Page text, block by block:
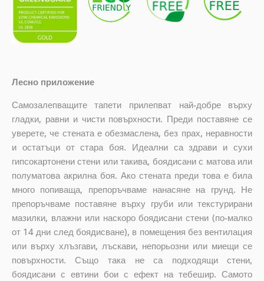
Лесно приложение
Самозалепващите тапети прилепват най-добре върху
гладки, равни и чисти повърхности. Преди поставяне се
уверете, че стената е обезмаслена, без прах, неравности
и остатъци от стара боя. Идеални са здрави и сухи
гипсокартонени стени или такива, боядисани с матова или
полуматова акрилна боя. Ако стената преди това е била
много попиваща, препоръчваме нанасяне на грунд. Не
препоръчваме поставяне върху груби или текстурирани
мазилки, влажни или наскоро боядисани стени (по-малко
от 14 дни след боядисване), в помещения без вентилация
или върху хлъзгави, лъскави, непорьозни или миещи се
повърхности. Също така не са подходящи стени,
боядисани с евтини бои с ефект на тебешир. Самото